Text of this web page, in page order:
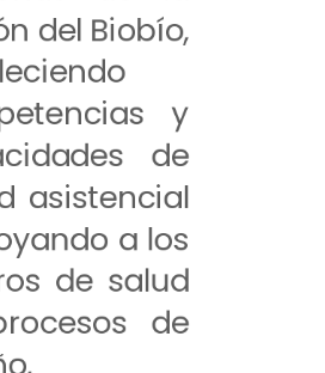
del Biobío,
y
de
asistencial
a los
de salud
de